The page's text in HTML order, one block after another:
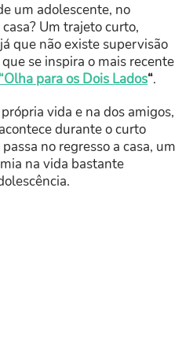
um adolescente, no
Um trajeto curto,
que não existe supervisão
se inspira o mais recente
para os Dois Lados“.
vida e na dos amigos,
durante o curto
no regresso a casa, um
na vida bastante